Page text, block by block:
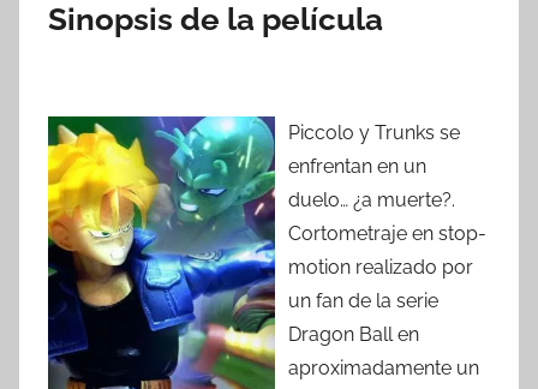
r
Sinopsis de la película
Piccolo y Trunks se
enfrentan en un
duelo… ¿a muerte?.
Cortometraje en stop-
motion realizado por
un fan de la serie
Dragon Ball en
aproximadamente un